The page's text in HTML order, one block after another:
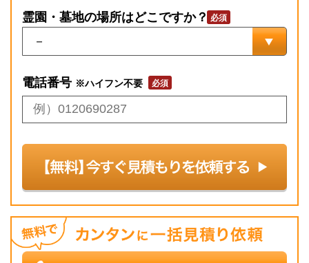
霊園・墓地の場所はどこですか？
電話番号 ※ハイフン不要